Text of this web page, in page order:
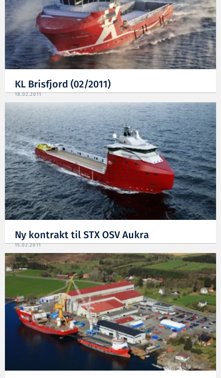
KL Brisfjord (02/2011)
18.02.2011
Ny kontrakt til STX OSV Aukra
15.02.2011